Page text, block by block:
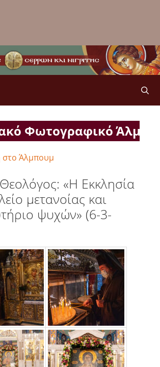
Φωτογραφικό
στο Άλμπουμ
«Η Εκκλησία
μετανοίας και
ψυχών» (6-3-